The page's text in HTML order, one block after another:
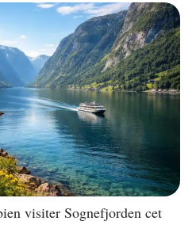
visiter Sognefjorden cet